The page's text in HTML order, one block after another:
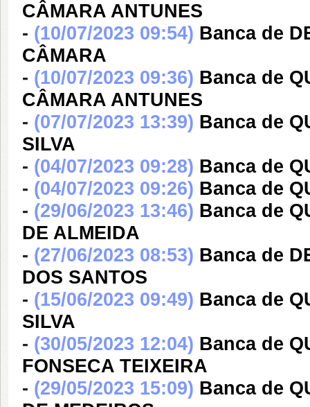
CÂMARA ANTUNES
- (10/07/2023 09:54) Banca de
CÂMARA
- (10/07/2023 09:36) Banca de
CÂMARA ANTUNES
- (07/07/2023 13:39) Banca de
SILVA
- (04/07/2023 09:28) Banca de
- (04/07/2023 09:26) Banca de
- (29/06/2023 13:46) Banca de
DE ALMEIDA
- (27/06/2023 08:53) Banca de
DOS SANTOS
- (15/06/2023 09:49) Banca de
SILVA
- (30/05/2023 12:04) Banca de
FONSECA TEIXEIRA
- (29/05/2023 15:09) Banca de